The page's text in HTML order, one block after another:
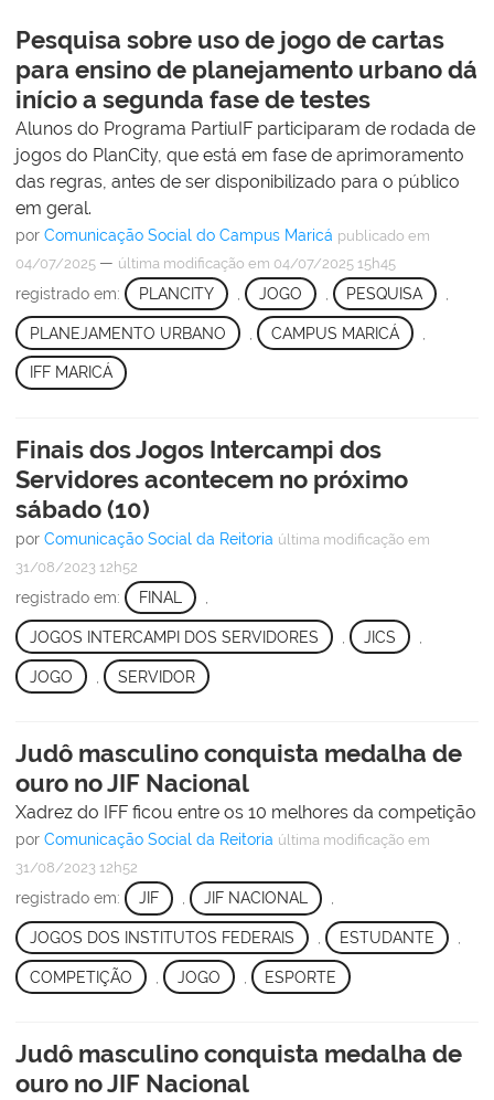
Pesquisa sobre uso de jogo de cartas
para ensino de planejamento urbano dá
início a segunda fase de testes
Alunos do Programa PartiuIF participaram de rodada de
jogos do PlanCity, que está em fase de aprimoramento
das regras, antes de ser disponibilizado para o público
em geral.
por Comunicação Social do Campus Maricá publicado em
04/07/2025 — última modificação em 04/07/2025 15h45
registrado em: PLANCITY JOGO PESQUISA
PLANEJAMENTO URBANO CAMPUS MARICÁ
IFF MARICÁ
Finais dos Jogos Intercampi dos
Servidores acontecem no próximo
sábado (10)
por Comunicação Social da Reitoria última modificação em
31/08/2023 12h52
registrado em: FINAL
JOGOS INTERCAMPI DOS SERVIDORES JICS
JOGO SERVIDOR
Judô masculino conquista medalha de
ouro no JIF Nacional
Xadrez do IFF ficou entre os 10 melhores da competição
por Comunicação Social da Reitoria última modificação em
31/08/2023 12h52
registrado em: JIF , JIF NACIONAL ,
JOGOS DOS INSTITUTOS FEDERAIS ESTUDANTE
COMPETIÇÃO JOGO ESPORTE
Judô masculino conquista medalha de
ouro no JIF Nacional